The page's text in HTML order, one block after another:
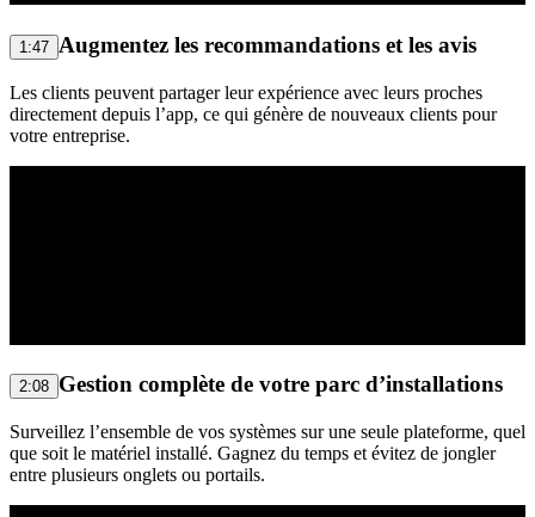
1:47 Augmentez les recommandations et les avis
Les clients peuvent partager leur expérience avec leurs proches
directement depuis l’app, ce qui génère de nouveaux clients pour
votre entreprise.
2:08 Gestion complète de votre parc d’installations
Surveillez l’ensemble de vos systèmes sur une seule plateforme, quel
que soit le matériel installé. Gagnez du temps et évitez de jongler
entre plusieurs onglets ou portails.